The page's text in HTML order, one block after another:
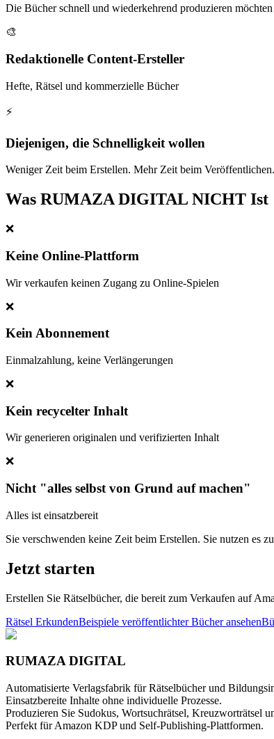
Die Bücher schnell und wiederkehrend produzieren möchten
🎨
Redaktionelle Content-Ersteller
Hefte, Rätsel und kommerzielle Bücher
⚡
Diejenigen, die Schnelligkeit wollen
Weniger Zeit beim Erstellen. Mehr Zeit beim Veröffentlichen.
Was RUMAZA DIGITAL NICHT Ist
❌
Keine Online-Plattform
Wir verkaufen keinen Zugang zu Online-Spielen
❌
Kein Abonnement
Einmalzahlung, keine Verlängerungen
❌
Kein recycelter Inhalt
Wir generieren originalen und verifizierten Inhalt
❌
Nicht "alles selbst von Grund auf machen"
Alles ist einsatzbereit
Sie verschwenden keine Zeit beim Erstellen. Sie nutzen es
Jetzt starten
Erstellen Sie Rätselbücher, die bereit zum Verkaufen auf
Rätsel ErkundenBeispiele veröffentlichter Bücher ansehen
RUMAZA DIGITAL
Automatisierte Verlagsfabrik für Rätselbücher und
Einsatzbereite Inhalte ohne individuelle Prozesse.
Produzieren Sie Sudokus, Wortsuchrätsel, Kreuzworträtsel
Perfekt für Amazon KDP und Self-Publishing-Plattformen.